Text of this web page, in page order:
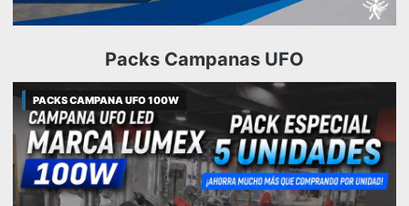
Packs Campanas UFO
PACKS CAMPANA UFO 100W